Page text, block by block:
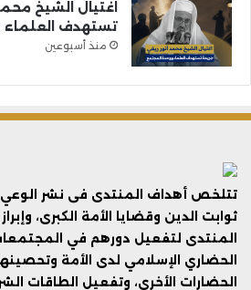
اغتيال الشيخ
تستهدف العلماء
منذ أسبوعين
تتلخص أهداف المنتدى فى نشر
ثوابت الدين وقضايا الأمة الكبرى،
المنتدى لتفعيل دورهم في
الحضاري الإسلامي لدى الأمة
الحضارات الأخرى، وتفعيل الطاقات